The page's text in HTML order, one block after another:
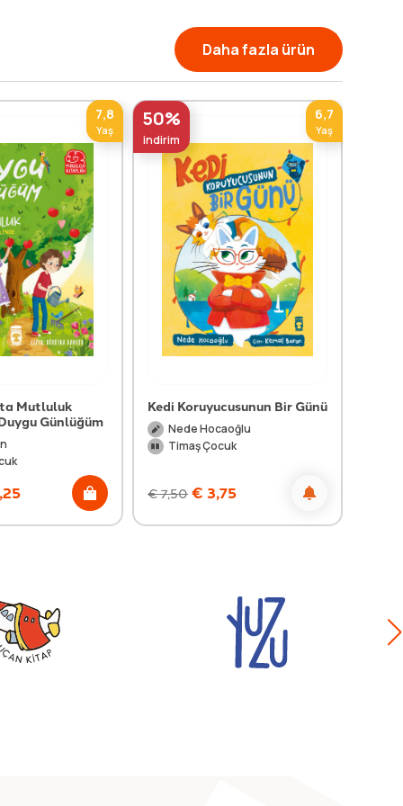
Daha fazla ürün
7,8
Yaş
Mutluluk
Günlüğüm
50%
indirim
6,7
Yaş
Kedi Koruyucusunun Bir Günü
Nede Hocaoğlu
Timaş Çocuk
€7,50 € 3,75